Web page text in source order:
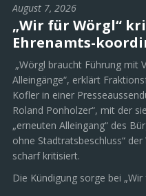
August 7, 2026
„Wir für Wörgl“
Ehrenamts-
„Wörgl braucht Führung mit
Alleingänge“, erklärt
Kofler in einer
Roland Ponholzer“, mit der
„erneuten Alleingang“ des
ohne Stadtratsbeschluss“
scharf kritisiert.
Die Kündigung sorge bei